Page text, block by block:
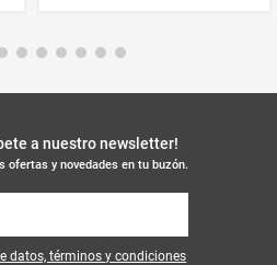
a nuestro newsletter!
ofertas y novedades en tu buzón.
datos, términos y condiciones